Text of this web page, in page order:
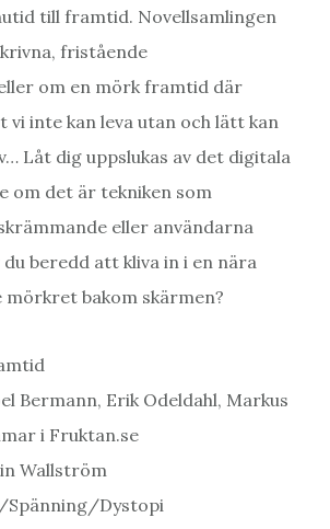
till framtid. Novellsamlingen
fristående
om en mörk framtid där
vi inte kan leva utan och lätt kan
Låt dig uppslukas av det digitala
om det är tekniken som
eller användarna
beredd att kliva in i en nära
bakom skärmen?
Bermann, Erik Odeldahl, Markus
i Fruktan.se
Wallström
Spänning/Dystopi